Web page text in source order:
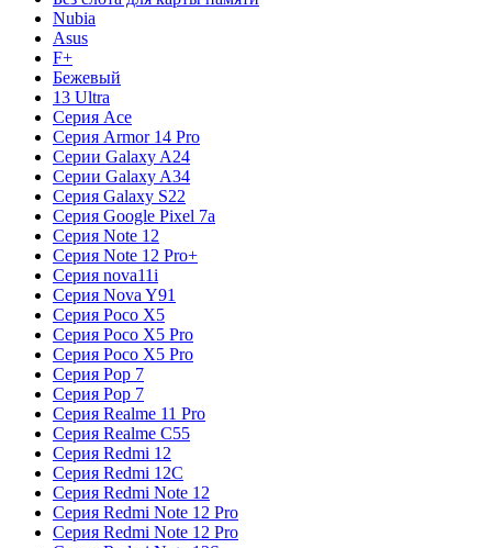
Nubia
Asus
F+
Бежевый
13 Ultra
Серия Ace
Серия Armor 14 Pro
Серии Galaxy A24
Серии Galaxy A34
Серия Galaxy S22
Серия Google Pixel 7a
Серия Note 12
Серия Note 12 Pro+
Серия nova11i
Серия Nova Y91
Серия Poco X5
Серия Poco X5 Pro
Серия Poco X5 Pro
Серия Pop 7
Серия Pop 7
Серия Realme 11 Pro
Серия Realme C55
Серия Redmi 12
Серия Redmi 12C
Серия Redmi Note 12
Серия Redmi Note 12 Pro
Серия Redmi Note 12 Pro